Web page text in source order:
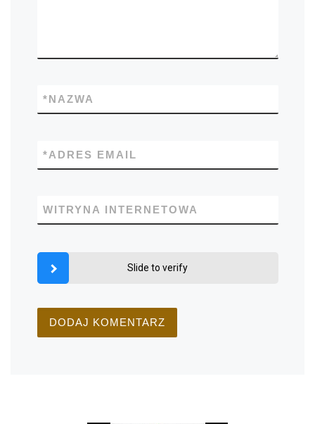
NAZWA
*
ADRES EMAIL
*
WITRYNA INTERNETOWA
Slide to verify